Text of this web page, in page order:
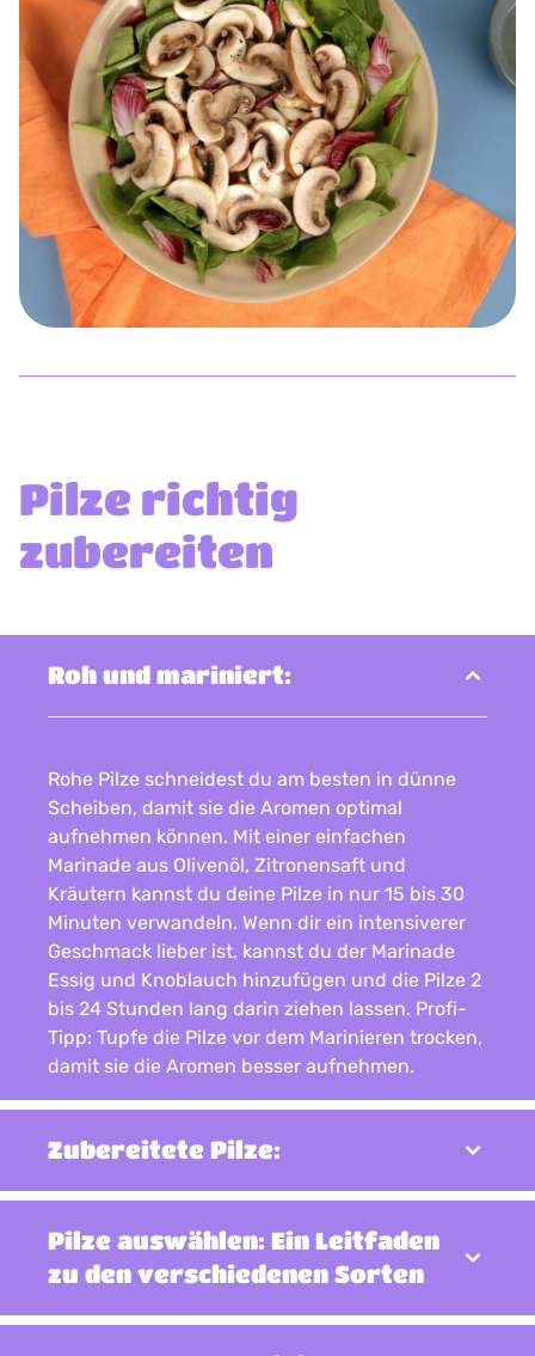
Pilze richtig
zubereiten
Roh und mariniert:
Rohe Pilze schneidest du am besten in dünne
Scheiben, damit sie die Aromen optimal
aufnehmen können. Mit einer einfachen
Marinade aus Olivenöl, Zitronensaft und
Kräutern kannst du deine Pilze in nur 15 bis 30
Minuten verwandeln. Wenn dir ein intensiverer
Geschmack lieber ist, kannst du der Marinade
Essig und Knoblauch hinzufügen und die Pilze 2
bis 24 Stunden lang darin ziehen lassen. Profi-
Tipp: Tupfe die Pilze vor dem Marinieren trocken,
damit sie die Aromen besser aufnehmen.
Zubereitete Pilze:
Verwende zum Sautieren eine hohe Temperatur
und wenig Öl. Achte darauf, die Pfanne nicht zu
überfüllen. Zum Grillen bestreichst du die Pilze
Pilze auswählen: Ein Leitfaden
zu den verschiedenen Sorten